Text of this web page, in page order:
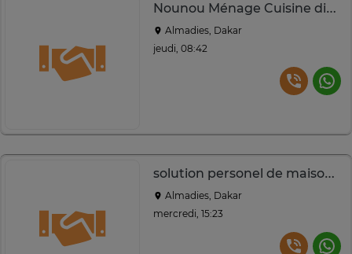
Nounou Ménage Cuisine disponibilité immédiate
Almadies, Dakar
jeudi, 08:42
solution personel de maison DAKAR
Almadies, Dakar
mercredi, 15:23